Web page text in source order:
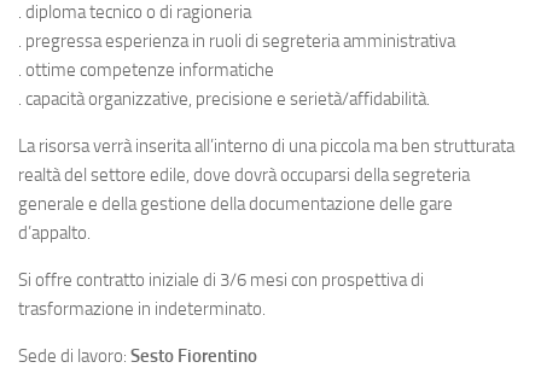
. diploma tecnico o di ragioneria
. pregressa esperienza in ruoli di segreteria amministrativa
. ottime competenze informatiche
. capacità organizzative, precisione e serietà/affidabilità.
La risorsa verrà inserita all’interno di una piccola ma ben strutturata
realtà del settore edile, dove dovrà occuparsi della segreteria
generale e della gestione della documentazione delle gare
d’appalto.
Si offre contratto iniziale di 3/6 mesi con prospettiva di
trasformazione in indeterminato.
Sede di lavoro: Sesto Fiorentino